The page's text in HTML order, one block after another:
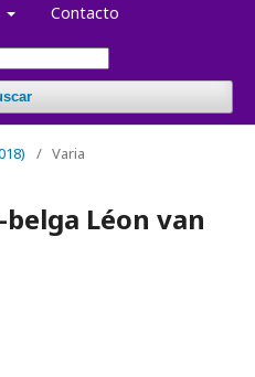
Contacto
/ Varia
Léon van